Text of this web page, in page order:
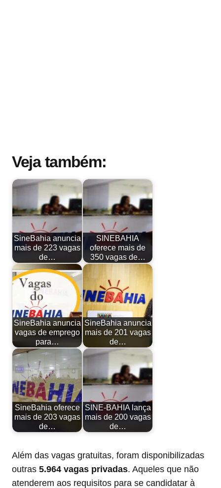
Veja também:
SineBahia anuncia
mais de 223 vagas
de…
SINEBAHIA
oferece mais de
350 vagas de…
SineBahia anuncia
vagas de emprego
para…
SineBahia anuncia
mais de 201 vagas
de…
SineBahia oferece
mais de 203 vagas
de…
SINE-BAHIA lança
mais de 200 vagas
de…
Além das vagas gratuitas, foram disponibilizadas
outras 5.964 vagas privadas. Aqueles que não
atenderem aos requisitos para se candidatar à